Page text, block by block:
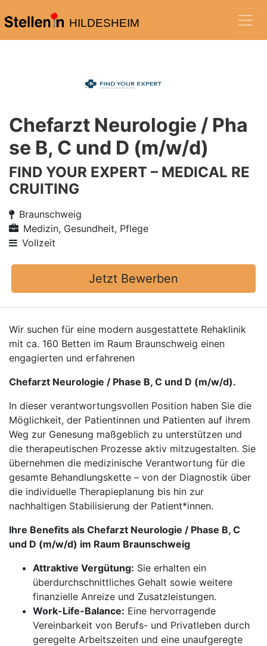
HILDESHEIM
Chefarzt Neurologie / Pha
se B, C und D (m/w/d)
FIND YOUR EXPERT – MEDICAL RE
CRUITING
Braunschweig
Medizin, Gesundheit, Pflege
Vollzeit
Jetzt Bewerben
Wir suchen für eine modern ausgestattete Rehaklinik
mit ca. 160 Betten im Raum Braunschweig einen
engagierten und erfahrenen
Chefarzt Neurologie / Phase B, C und D (m/w/d).
In dieser verantwortungsvollen Position haben Sie die
Möglichkeit, der Patientinnen und Patienten auf ihrem
Weg zur Genesung maßgeblich zu unterstützen und
die therapeutischen Prozesse aktiv mitzugestalten. Sie
übernehmen die medizinische Verantwortung für die
gesamte Behandlungskette – von der Diagnostik über
die individuelle Therapieplanung bis hin zur
nachhaltigen Stabilisierung der Patient*innen.
Ihre Benefits als Chefarzt Neurologie / Phase B, C
und D (m/w/d) im Raum Braunschweig
Attraktive Vergütung: Sie erhalten ein
überdurchschnittliches Gehalt sowie weitere
finanzielle Anreize und Zusatzleistungen.
Work-Life-Balance: Eine hervorragende
Vereinbarkeit von Berufs- und Privatleben durch
geregelte Arbeitszeiten und eine unaufgeregte